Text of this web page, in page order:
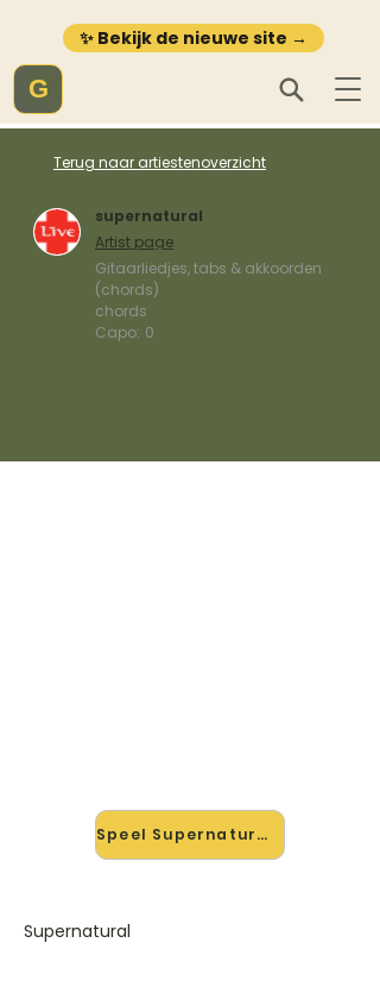
✨ Bekijk de nieuwe site →
G
Terug naar artiestenoverzicht
supernatural
Artist page
Gitaarliedjes, tabs & akkoorden
(chords)
chords
Capo: 0
Speel Supernatural mee →
Supernatural